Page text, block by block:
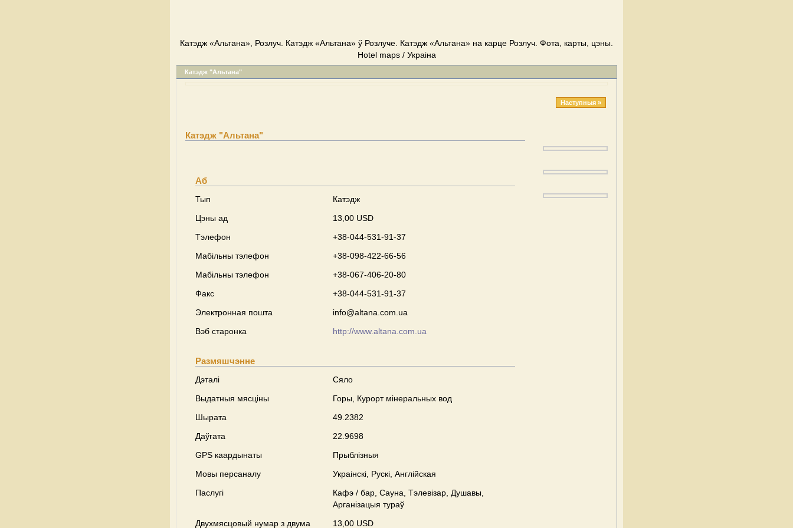
Катэдж «Альтана», Розлуч. Катэдж «Альтана» ў Розлуче. Катэдж «Альтана» на карце Розлуч. Фота, карты, цэны.
Hotel maps / Украіна
Катэдж "Альтана"
Наступныя »
Катэдж "Альтана"
Аб
Тып
Катэдж
Цэны ад
13,00 USD
Тэлефон
+38-044-531-91-37
Мабільны тэлефон
+38-098-422-66-56
Мабільны тэлефон
+38-067-406-20-80
Факс
+38-044-531-91-37
Электронная пошта
info@altana.com.ua
Вэб старонка
http://www.altana.com.ua
Размяшчэнне
Дэталі
Сяло
Выдатныя мясціны
Горы, Курорт мінеральных вод
Шырата
49.2382
Даўгата
22.9698
GPS каардынаты
Прыблізныя
Мовы персаналу
Украінскі, Рускі, Англійская
Паслугі
Кафэ / бар, Сауна, Тэлевізар, Душавы,
Арганізацыя тураў
Двухмясцовый нумар з двума
13,00 USD